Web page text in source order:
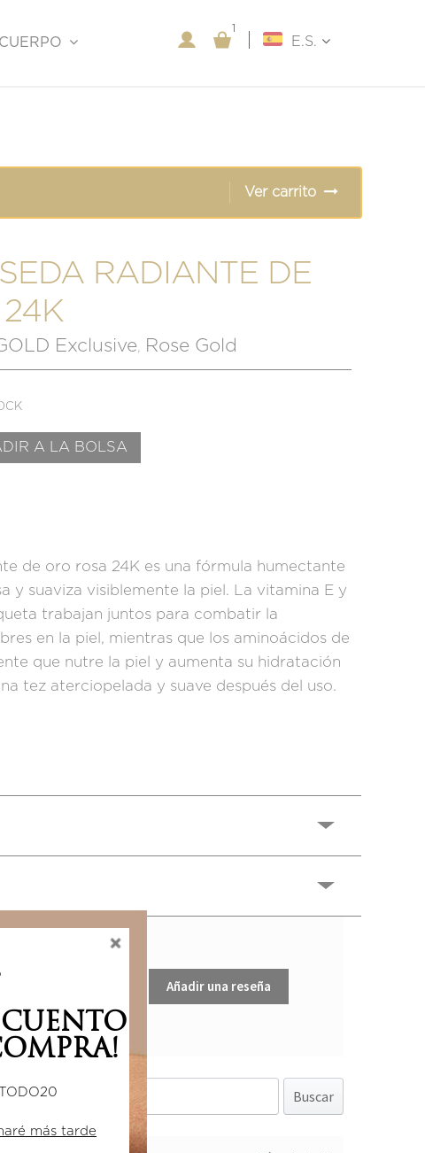
11
E.S.
Ver carrito
RADIANTE DE
Exclusive Rose Gold
A LA BOLSA
de oro rosa 24K es una fórmula humectante
y suaviza visiblemente la piel. La vitamina E y
trabajan juntos para combatir la
en la piel, mientras que los aminoácidos de
que nutre la piel y aumenta su hidratación
tez aterciopelada y suave después del uso.
Añadir una reseña
Buscar
más tarde